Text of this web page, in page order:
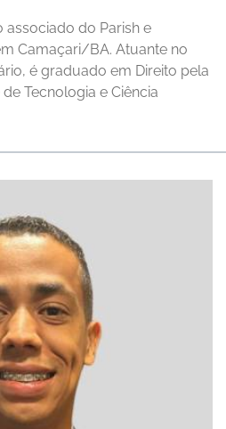
do Parish e
Camaçari/BA. Atuante no
é graduado em Direito pela
Tecnologia e Ciência